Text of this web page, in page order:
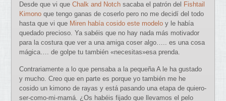
Desde que vi queChalk and Notch sacaba el patrón del Fishtail
Kimono que tengo ganas de coserlo pero no me decidí del todo
hasta que vi que Miren había cosido este modelo y le había
quedado precioso. Ya sabéis que no hay nada más motivador
para la costura que ver a una amiga coser algo….. es una cosa
mágica…. de golpe tu también «necesitas»esa prenda.
Contrariamente a lo que pensaba a la pequeña A le ha gustado
y mucho. Creo que en parte es porque yo también me he
cosido un kimono de rayas y está pasando una etapa de quiero-
ser-como-mi-mamá. ¿Os habéis fijado que llevamos el pelo